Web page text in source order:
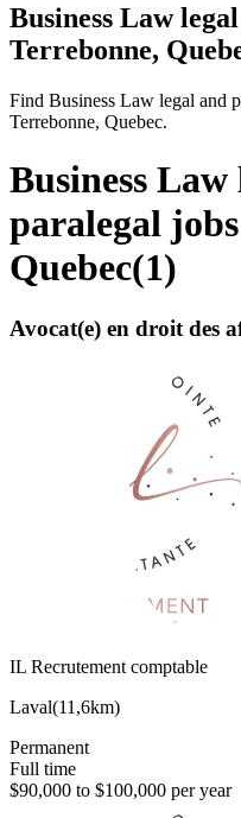
Business Law
Terrebonne,
Find Business Law legal and
Terrebonne, Quebec.
Business
paralegal
Quebec(1)
Avocat(e) en droit des
IL Recrutement comptable
Laval(11,6km)
Permanent
Full time
$90,000 to $100,000 per year